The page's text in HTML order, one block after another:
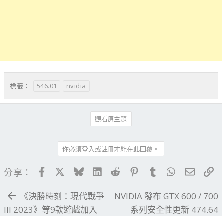
標籤： 546.01 nvidia
觀看原主題
你必須登入或註冊才能在此回覆。
分享： FacebookBlueskyLinkedIn
Reddit PinterestTumblrWhatsApp
電子
《決勝時刻：現代戰爭
III 2023》等9款遊戲加入
NVIDIA 發布 GTX 600 / 700
系列安全性更新 474.64